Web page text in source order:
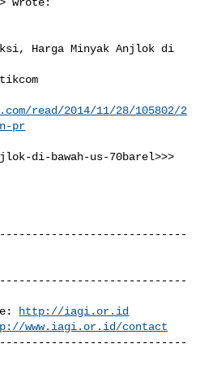
Harga Minyak Anjlok di
read/2014/11/28/105802/2
pr
di-bawah-us-70barel>>>
http://iagi.or.id
www.iagi.or.id/contact